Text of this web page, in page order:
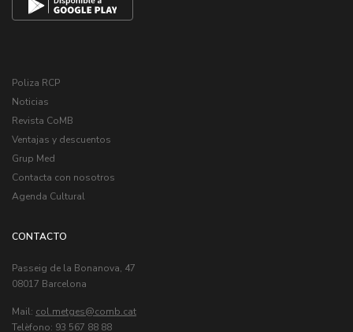
Poliza RCP
Noticias
Revista CoMB
Ventajas y descuentos
Grup Med
Contacta con nosotros
Agenda Cultural
CONTACTO
Passeig de la Bonanova, 47
08017 Barcelona
Mail: col.metges
Telèfono: 93 567 88 88